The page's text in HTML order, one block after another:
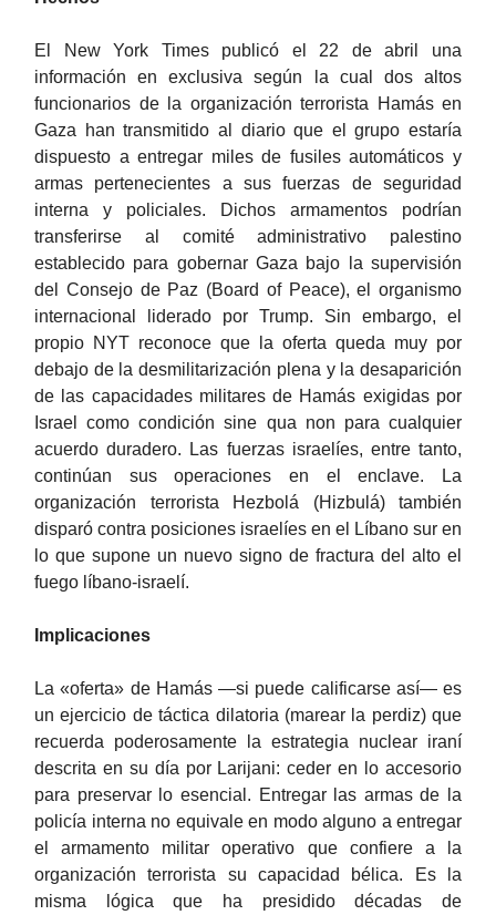
El New York Times publicó el 22 de abril una
información en exclusiva según la cual dos altos
funcionarios de la organización terrorista Hamás en
Gaza han transmitido al diario que el grupo estaría
dispuesto a entregar miles de fusiles automáticos y
armas pertenecientes a sus fuerzas de seguridad
interna y policiales. Dichos armamentos podrían
transferirse al comité administrativo palestino
establecido para gobernar Gaza bajo la supervisión
del Consejo de Paz (Board of Peace), el organismo
internacional liderado por Trump. Sin embargo, el
propio NYT reconoce que la oferta queda muy por
debajo de la desmilitarización plena y la desaparición
de las capacidades militares de Hamás exigidas por
Israel como condición sine qua non para cualquier
acuerdo duradero. Las fuerzas israelíes, entre tanto,
continúan sus operaciones en el enclave. La
organización terrorista Hezbolá (Hizbulá) también
disparó contra posiciones israelíes en el Líbano sur en
lo que supone un nuevo signo de fractura del alto el
fuego líbano-israelí.
Implicaciones
La «oferta» de Hamás —si puede calificarse así— es
un ejercicio de táctica dilatoria (marear la perdiz) que
recuerda poderosamente la estrategia nuclear iraní
descrita en su día por Larijani: ceder en lo accesorio
para preservar lo esencial. Entregar las armas de la
policía interna no equivale en modo alguno a entregar
el armamento militar operativo que confiere a la
organización terrorista su capacidad bélica. Es la
misma lógica que ha presidido décadas de